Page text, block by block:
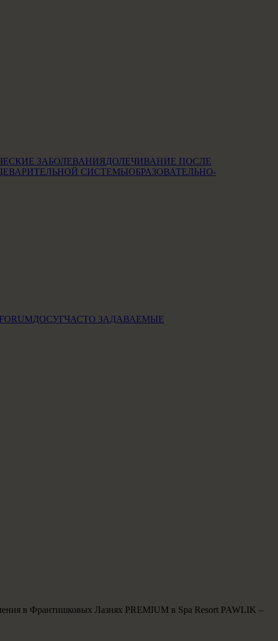
ЗАБОЛЕВАНИЯДОЛЕЧИВАНИЕ ПОСЛЕ
СИСТЕМЫОБРАЗОВАТЕЛЬНО-
ДОСУГЧАСТО ЗАДАВАЕМЫЕ
в Франтишковых Лазнях PREMIUM в Spa Resort PAWLIK –